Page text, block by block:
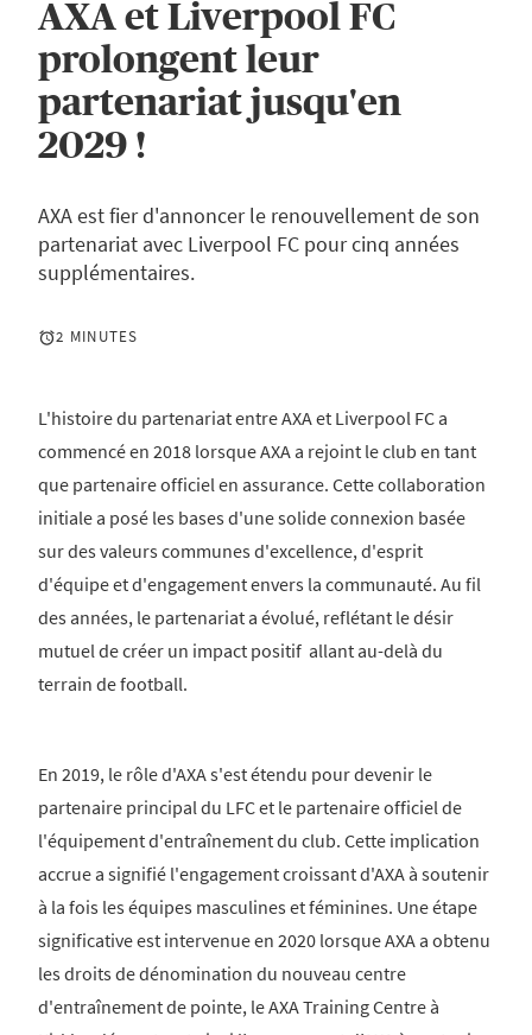
AXA et Liverpool FC
prolongent leur
partenariat jusqu'en
2029 !
AXA est fier d'annoncer le renouvellement de son
partenariat avec Liverpool FC pour cinq années
supplémentaires.
2 MINUTES
L'histoire du partenariat entre AXA et Liverpool FC a
commencé en 2018 lorsque AXA a rejoint le club en tant
que partenaire officiel en assurance. Cette collaboration
initiale a posé les bases d'une solide connexion basée
sur des valeurs communes d'excellence, d'esprit
d'équipe et d'engagement envers la communauté. Au fil
des années, le partenariat a évolué, reflétant le désir
mutuel de créer un impact positif allant au-delà du
terrain de football.
En 2019, le rôle d'AXA s'est étendu pour devenir le
partenaire principal du LFC et le partenaire officiel de
l'équipement d'entraînement du club. Cette implication
accrue a signifié l'engagement croissant d'AXA à soutenir
à la fois les équipes masculines et féminines. Une étape
significative est intervenue en 2020 lorsque AXA a obtenu
les droits de dénomination du nouveau centre
d'entraînement de pointe, le AXA Training Centre à